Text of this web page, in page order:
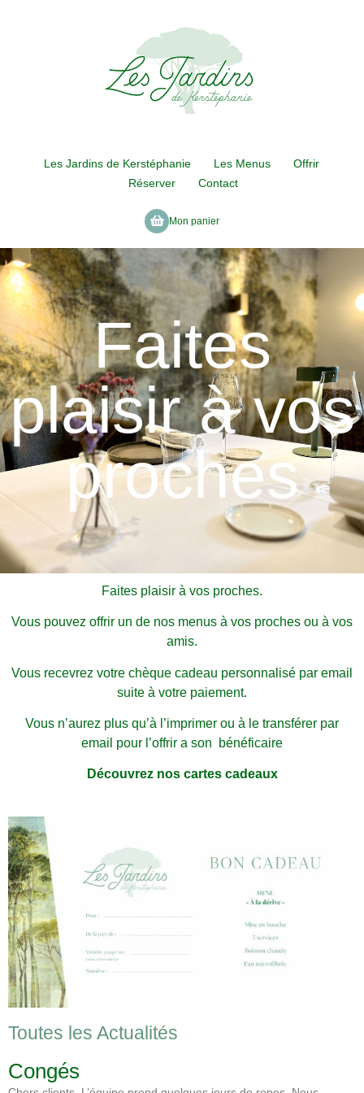
Les Jardins de Kerstéphanie Les Menus
Offrir
Réserver
Contact
Mon panier
Faites
plaisir à vos
proches
Faites plaisir à vos proches.
Vous pouvez offrir un de nos menus à vos proches ou à vos
amis.
Vous recevrez votre chèque cadeau personnalisé par email
suite à votre paiement.
Vous n’aurez plus qu’à l’imprimer ou à le transférer par
email pour l’offrir a son bénéficaire
Découvrez nos cartes cadeaux
Toutes les Actualités
Congés